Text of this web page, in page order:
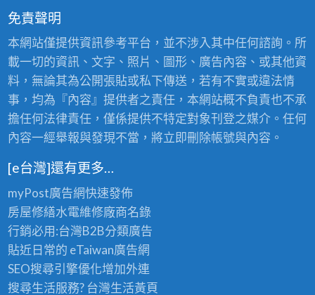
免責聲明
本網站僅提供資訊參考平台，並不涉入其中任何諮詢。所
載一切的資訊、文字、照片、圖形、廣告內容、或其他資
料，無論其為公開張貼或私下傳送，若有不實或違法情
事，均為『內容』提供者之責任，本網站概不負責也不承
擔任何法律責任，僅係提供不特定對象刊登之媒介。任何
內容一經舉報與發現不當，將立即刪除帳號與內容。
[e台灣]還有更多…
myPost廣告網快速發佈
房屋修繕水電維修廠商名錄
行銷必用:台灣B2B分類廣告
貼近日常的 eTaiwan廣告網
SEO搜尋引擎優化增加外連
搜尋生活服務? 台灣生活黃頁